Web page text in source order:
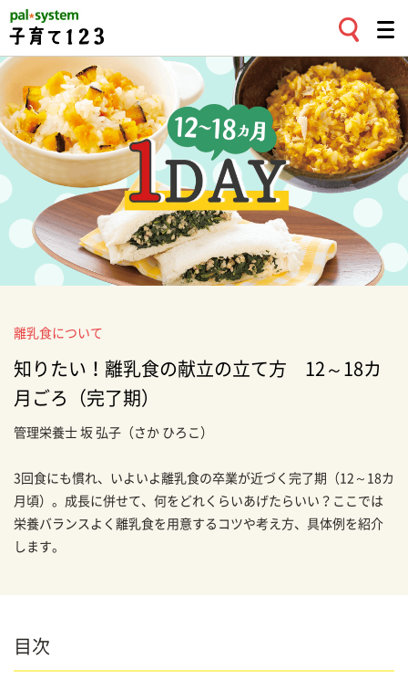
離乳食について
知りたい！離乳食の献立の立て方 12～18カ
月ごろ（完了期）
管理栄養士 坂 弘子 （さか ひろこ）
3回食にも慣れ、いよいよ離乳食の卒業が近づく完了期（12～18カ
月頃）。成長に併せて、何をどれくらいあげたらいい？ここでは
栄養バランスよく離乳食を用意するコツや考え方、具体例を紹介
します。
目次